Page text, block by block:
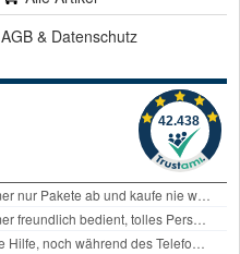
AGB & Datenschutz